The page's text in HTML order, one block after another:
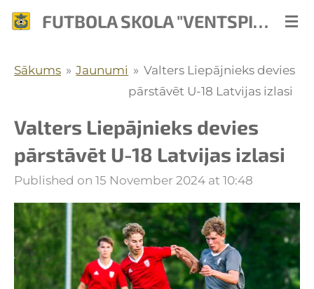
Skip
content
FUTBOLA SKOLA "VENTSPILS"
Sākums » Jaunumi » Valters Liepājnieks devies
pārstāvēt U-18 Latvijas izlasi
Valters Liepājnieks devies
pārstāvēt U-18 Latvijas izlasi
Published on 15 November 2024 at 10:48